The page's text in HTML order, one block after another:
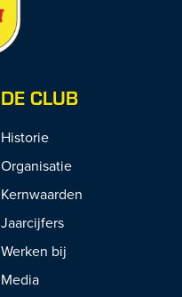
DE CLUB
Historie
Organisatie
Kernwaarden
Jaarcijfers
Werken bij
Media